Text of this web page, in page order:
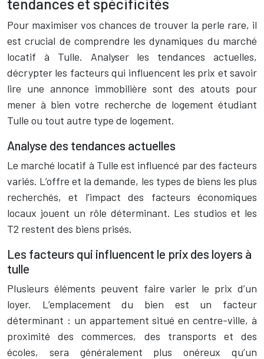
tendances et spécificités
Pour maximiser vos chances de trouver la perle rare, il
est crucial de comprendre les dynamiques du marché
locatif à Tulle. Analyser les tendances actuelles,
décrypter les facteurs qui influencent les prix et savoir
lire une annonce immobilière sont des atouts pour
mener à bien votre recherche de logement étudiant
Tulle ou tout autre type de logement.
Analyse des tendances actuelles
Le marché locatif à Tulle est influencé par des facteurs
variés. L’offre et la demande, les types de biens les plus
recherchés, et l’impact des facteurs économiques
locaux jouent un rôle déterminant. Les studios et les
T2 restent des biens prisés.
Les facteurs qui influencent le prix des loyers à
tulle
Plusieurs éléments peuvent faire varier le prix d’un
loyer. L’emplacement du bien est un facteur
déterminant : un appartement situé en centre-ville, à
proximité des commerces, des transports et des
écoles, sera généralement plus onéreux qu’un